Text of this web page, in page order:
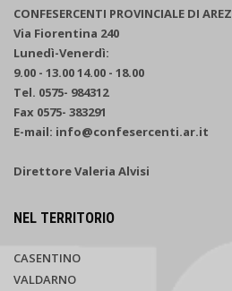
CONFESERCENTI PROVINCIALE DI
Via Fiorentina 240
Lunedì-Venerdì:
9.00 - 13.00 14.00 - 18.00
Tel. 0575- 984312
Fax 0575- 383291
E-mail: info@confesercenti.ar.it
Direttore Valeria Alvisi
NEL TERRITORIO
CASENTINO
VALDARNO